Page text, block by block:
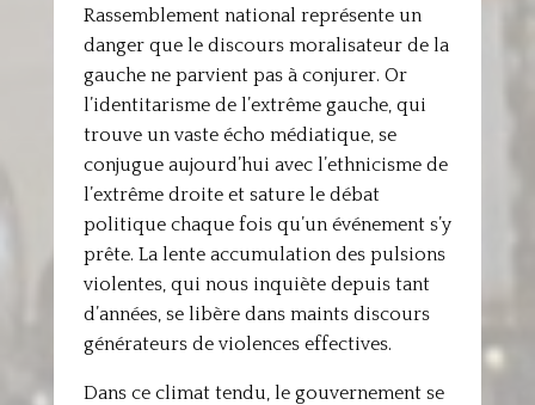
Rassemblement national représente un
danger que le discours moralisateur de la
gauche ne parvient pas à conjurer. Or
l’identitarisme de l’extrême gauche, qui
trouve un vaste écho médiatique, se
conjugue aujourd’hui avec l’ethnicisme de
l’extrême droite et sature le débat
politique chaque fois qu’un événement s’y
prête. La lente accumulation des pulsions
violentes, qui nous inquiète depuis tant
d’années, se libère dans maints discours
générateurs de violences effectives.
Dans ce climat tendu, le gouvernement se